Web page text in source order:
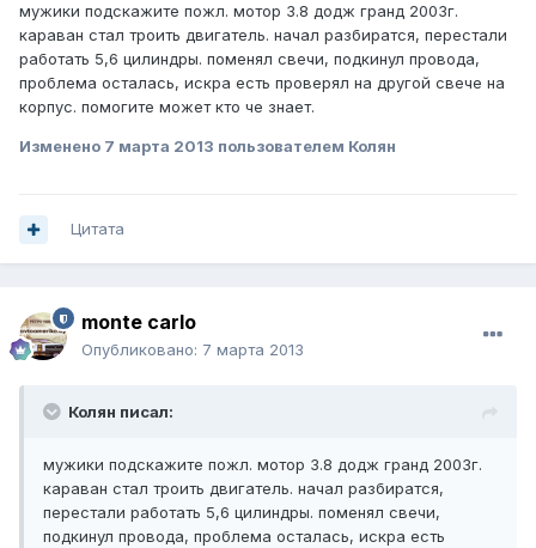
мужики подскажите пожл. мотор 3.8 додж гранд 2003г.
караван стал троить двигатель. начал разбиратся, перестали
работать 5,6 цилиндры. поменял свечи, подкинул провода,
проблема осталась, искра есть проверял на другой свече на
корпус. помогите может кто че знает.
Изменено 7 марта 2013 пользователем Колян
Цитата
monte carlo
Опубликовано: 7 марта 2013
Колян писал:
мужики подскажите пожл. мотор 3.8 додж гранд 2003г.
караван стал троить двигатель. начал разбиратся,
перестали работать 5,6 цилиндры. поменял свечи,
подкинул провода, проблема осталась, искра есть